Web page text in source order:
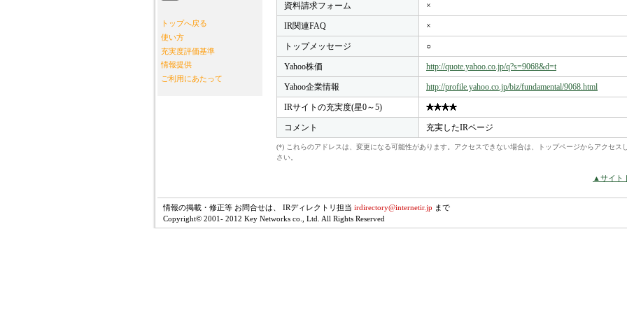
トップへ戻る
使い方
充実度評価基準
情報提供
ご利用にあたって
資料請求フォーム ×
IR関連FAQ ×
トップメッセージ ○
Yahoo株価 http://quote.yahoo.co.jp/q?s=9068&d=t
Yahoo企業情報 http://profile.yahoo.co.jp/biz/fundamental/9068.html
IRサイトの充実度(星0～5)
コメント 充実したIRページ
(*) これらのアドレスは、変更になる可能性があります。アクセスできない場合は、トップページからアクセス
さい。
▲サイト
情報の掲載・修正等 お問合せは、 IRディレクトリ担当 irdirectory@internetir.jp まで
Copyright© 2001- 2012 Key Networks co., Ltd. All Rights Reserved